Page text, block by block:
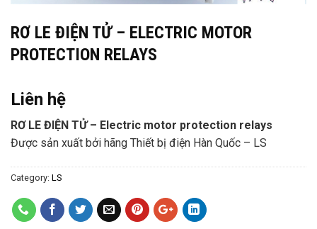
RƠ LE ĐIỆN TỬ – ELECTRIC MOTOR
PROTECTION RELAYS
Liên hệ
RƠ LE ĐIỆN TỬ – Electric motor protection relays
Được sản xuất bởi hãng Thiết bị điện Hàn Quốc – LS
Category: LS